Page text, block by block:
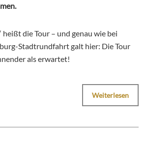
heißt die Tour – und genau wie bei
Stadtrundfahrt galt hier: Die Tour
als erwartet!
Weiterlesen